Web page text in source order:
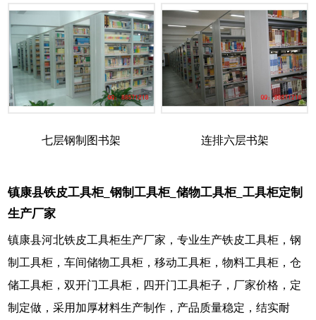
七层钢制图书架 连排六层书架
镇康县铁皮工具柜_钢制工具柜_储物工具柜_工具柜定制
生产厂家
镇康县河北铁皮工具柜生产厂家，专业生产铁皮工具柜，钢
制工具柜，车间储物工具柜，移动工具柜，物料工具柜，仓
储工具柜，双开门工具柜，四开门工具柜子，厂家价格，定
制定做，采用加厚材料生产制作，产品质量稳定，结实耐